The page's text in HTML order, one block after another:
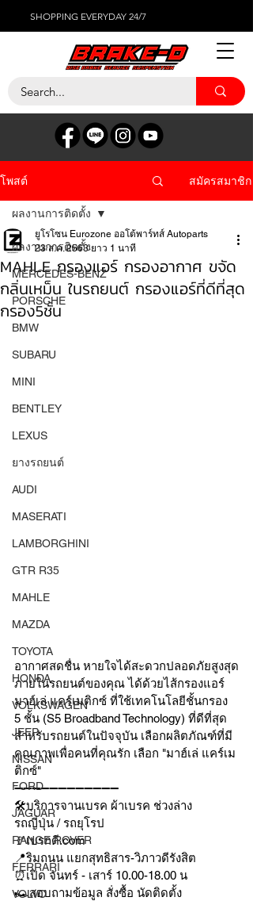
SHOPPING EVERYDAY 24/7
โพสต์ สมัครสมาชิก
ผลงานการติดตั้ง
MERCEDES-BENZ
PORSCHE
BMW
SUBARU
MINI
BENTLEY
LEXUS
ยางรถยนต์
AUDI
MASERATI
LAMBORGHINI
GTR R35
MAHLE
MAZDA
TOYOTA
HONDA
VOLKSWAGEN
JEEP
NISSAN
FORD
JAGUAR
RANGE ROVER
FERRARI
VOLVO
ผลงานการติดตั้ง
MAHLE กรองแอร์ กรองอากาศ ขจัด
กลิ่นเหม็น ในรถยนต์ กรองแอร์ที่ดีที่สุด
กรอง5ชั้น
ยูโรโซน Eurozone ออโต้พาร์ทส์ Autoparts
23 ส.ค. 2563 ยาว 1 นาที
อากาศสดชื่น หายใจได้สะดวกปลอดภัยสูงสุด
ภายในรถยนต์ของคุณ ได้ด้วยไส้กรองแอร์
มาฮ์เล่ แคร์เมติกซ์ ที่ใช้เทคโนโลยีชั้นกรอง
5 ชั้น (S5 Broadband Technology) ที่ดีที่สุด
สำหรับรถยนต์ในปัจจุบัน เลือกผลิตภัณฑ์ที่มี
คุณภาพเพื่อคนที่คุณรัก เลือก "มาฮ์เล่ แคร์เม
ติกซ์"
➖➖➖➖➖➖➖➖➖➖➖➖
🛠บริการจานเบรค ผ้าเบรค ช่วงล่าง
รถญี่ปุ่น / รถยุโรป
🚩เบรกดี.com
📍ริมถนน แยกสุทธิสาร-วิภาวดีรังสิต
⏰เปิด จันทร์ - เสาร์ 10.00-18.00 น
🏎สอบถามข้อมูล สั่งซื้อ นัดติดตั้ง